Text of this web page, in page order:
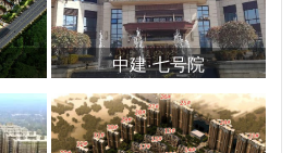
中建·七号院